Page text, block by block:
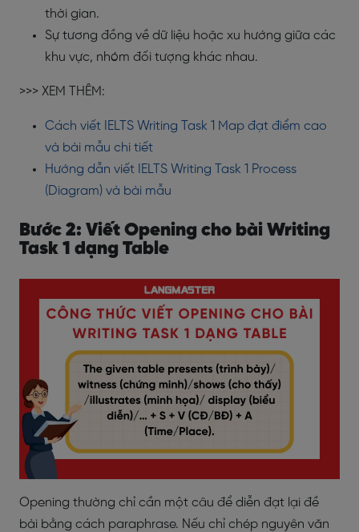
thời gian.
Sự tương đồng về dữ liệu hoặc xu hướng giữa các
khu vực, nhóm đối tượng khác nhau.
>>> XEM THÊM:
Cách viết IELTS Writing Task 1 Map đạt điểm cao
và bài mẫu chi tiết
Hướng dẫn viết IELTS Writing Task 1 Process
(Diagram) và bài mẫu
Bước 2: Viết Opening cho bài Writing
Task 1 dạng Table
Opening thường chỉ cần một câu để diễn đạt lại đề
bài bằng cách paraphrase. Nếu chỉ chép nguyên văn